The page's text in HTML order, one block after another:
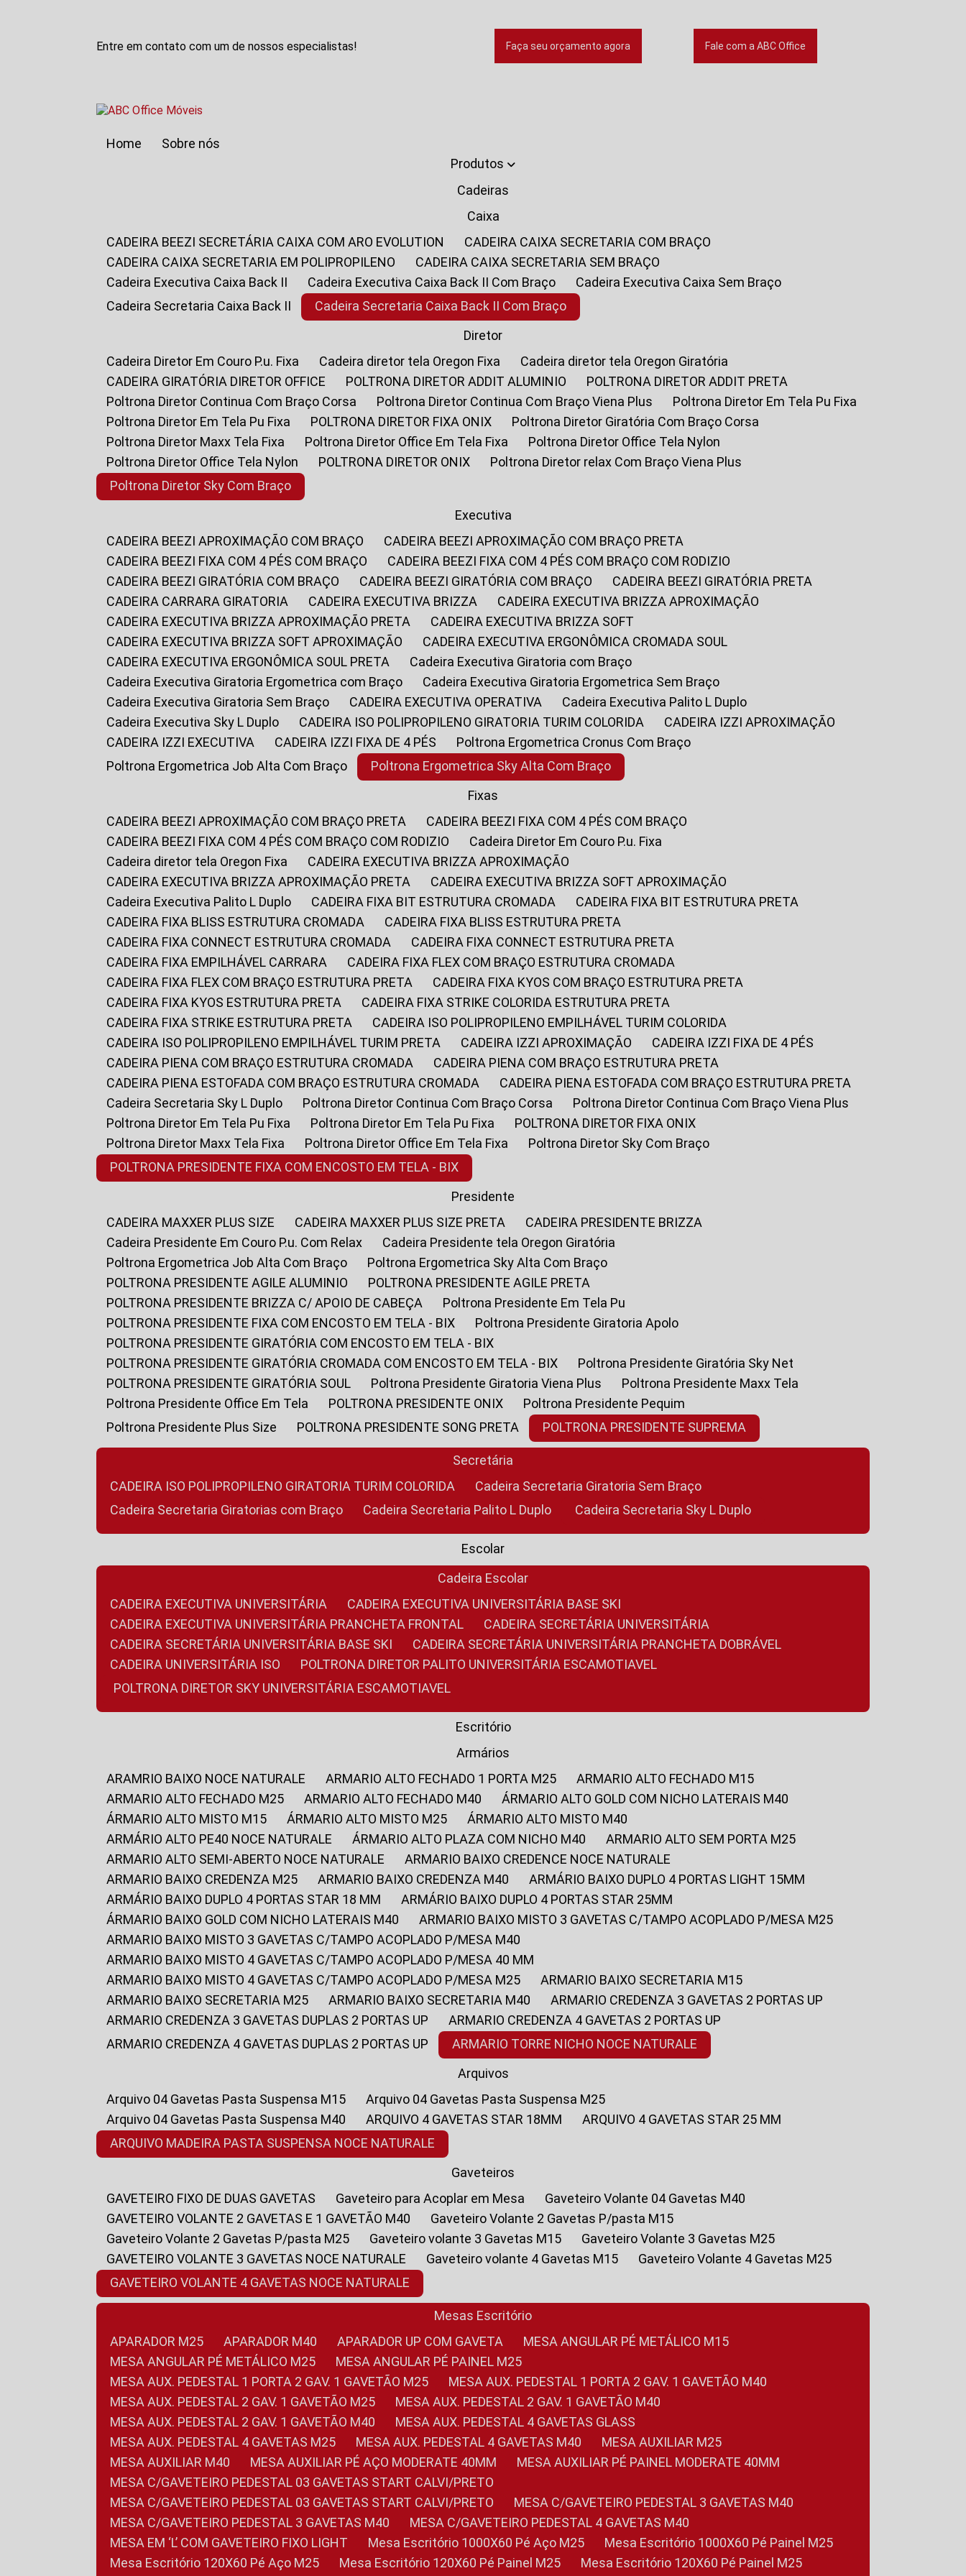
Entre em contato com um de nossos especialistas! Faça seu orçamento agora Fale com a ABC Office
Home
Sobre nós
Produtos
Cadeiras
Caixa
CADEIRA BEEZI SECRETÁRIA CAIXA COM ARO EVOLUTION
CADEIRA CAIXA SECRETARIA COM BRAÇO
CADEIRA CAIXA SECRETARIA EM POLIPROPILENO
CADEIRA CAIXA SECRETARIA SEM BRAÇO
Cadeira Executiva Caixa Back II
Cadeira Executiva Caixa Back II Com Braço
Cadeira Executiva Caixa Sem Braço
Cadeira Secretaria Caixa Back II
Cadeira Secretaria Caixa Back II Com Braço
Diretor
Cadeira Diretor Em Couro P.u. Fixa
Cadeira diretor tela Oregon Fixa
Cadeira diretor tela Oregon Giratória
CADEIRA GIRATÓRIA DIRETOR OFFICE
POLTRONA DIRETOR ADDIT ALUMINIO
POLTRONA DIRETOR ADDIT PRETA
Poltrona Diretor Continua Com Braço Corsa
Poltrona Diretor Continua Com Braço Viena Plus
Poltrona Diretor Em Tela Pu Fixa
Poltrona Diretor Em Tela Pu Fixa
POLTRONA DIRETOR FIXA ONIX
Poltrona Diretor Giratória Com Braço Corsa
Poltrona Diretor Maxx Tela Fixa
Poltrona Diretor Office Em Tela Fixa
Poltrona Diretor Office Tela Nylon
Poltrona Diretor Office Tela Nylon
POLTRONA DIRETOR ONIX
Poltrona Diretor relax Com Braço Viena Plus
Poltrona Diretor Sky Com Braço
Executiva
CADEIRA BEEZI APROXIMAÇÃO COM BRAÇO
CADEIRA BEEZI APROXIMAÇÃO COM BRAÇO PRETA
CADEIRA BEEZI FIXA COM 4 PÉS COM BRAÇO
CADEIRA BEEZI FIXA COM 4 PÉS COM BRAÇO COM RODIZIO
CADEIRA BEEZI GIRATÓRIA COM BRAÇO
CADEIRA BEEZI GIRATÓRIA COM BRAÇO
CADEIRA BEEZI GIRATÓRIA PRETA
CADEIRA CARRARA GIRATORIA
CADEIRA EXECUTIVA BRIZZA
CADEIRA EXECUTIVA BRIZZA APROXIMAÇÃO
CADEIRA EXECUTIVA BRIZZA APROXIMAÇÃO PRETA
CADEIRA EXECUTIVA BRIZZA SOFT
CADEIRA EXECUTIVA BRIZZA SOFT APROXIMAÇÃO
CADEIRA EXECUTIVA ERGONÔMICA CROMADA SOUL
CADEIRA EXECUTIVA ERGONÔMICA SOUL PRETA
Cadeira Executiva Giratoria com Braço
Cadeira Executiva Giratoria Ergometrica com Braço
Cadeira Executiva Giratoria Ergometrica Sem Braço
Cadeira Executiva Giratoria Sem Braço
CADEIRA EXECUTIVA OPERATIVA
Cadeira Executiva Palito L Duplo
Cadeira Executiva Sky L Duplo
CADEIRA ISO POLIPROPILENO GIRATORIA TURIM COLORIDA
CADEIRA IZZI APROXIMAÇÃO
CADEIRA IZZI EXECUTIVA
CADEIRA IZZI FIXA DE 4 PÉS
Poltrona Ergometrica Cronus Com Braço
Poltrona Ergometrica Job Alta Com Braço
Poltrona Ergometrica Sky Alta Com Braço
Fixas
CADEIRA BEEZI APROXIMAÇÃO COM BRAÇO PRETA
CADEIRA BEEZI FIXA COM 4 PÉS COM BRAÇO
CADEIRA BEEZI FIXA COM 4 PÉS COM BRAÇO COM RODIZIO
Cadeira Diretor Em Couro P.u. Fixa
Cadeira diretor tela Oregon Fixa
CADEIRA EXECUTIVA BRIZZA APROXIMAÇÃO
CADEIRA EXECUTIVA BRIZZA APROXIMAÇÃO PRETA
CADEIRA EXECUTIVA BRIZZA SOFT APROXIMAÇÃO
Cadeira Executiva Palito L Duplo
CADEIRA FIXA BIT ESTRUTURA CROMADA
CADEIRA FIXA BIT ESTRUTURA PRETA
CADEIRA FIXA BLISS ESTRUTURA CROMADA
CADEIRA FIXA BLISS ESTRUTURA PRETA
CADEIRA FIXA CONNECT ESTRUTURA CROMADA
CADEIRA FIXA CONNECT ESTRUTURA PRETA
CADEIRA FIXA EMPILHÁVEL CARRARA
CADEIRA FIXA FLEX COM BRAÇO ESTRUTURA CROMADA
CADEIRA FIXA FLEX COM BRAÇO ESTRUTURA PRETA
CADEIRA FIXA KYOS COM BRAÇO ESTRUTURA PRETA
CADEIRA FIXA KYOS ESTRUTURA PRETA
CADEIRA FIXA STRIKE COLORIDA ESTRUTURA PRETA
CADEIRA FIXA STRIKE ESTRUTURA PRETA
CADEIRA ISO POLIPROPILENO EMPILHÁVEL TURIM COLORIDA
CADEIRA ISO POLIPROPILENO EMPILHÁVEL TURIM PRETA
CADEIRA IZZI APROXIMAÇÃO
CADEIRA IZZI FIXA DE 4 PÉS
CADEIRA PIENA COM BRAÇO ESTRUTURA CROMADA
CADEIRA PIENA COM BRAÇO ESTRUTURA PRETA
CADEIRA PIENA ESTOFADA COM BRAÇO ESTRUTURA CROMADA
CADEIRA PIENA ESTOFADA COM BRAÇO ESTRUTURA PRETA
Cadeira Secretaria Sky L Duplo
Poltrona Diretor Continua Com Braço Corsa
Poltrona Diretor Continua Com Braço Viena Plus
Poltrona Diretor Em Tela Pu Fixa
Poltrona Diretor Em Tela Pu Fixa
POLTRONA DIRETOR FIXA ONIX
Poltrona Diretor Maxx Tela Fixa
Poltrona Diretor Office Em Tela Fixa
Poltrona Diretor Sky Com Braço
POLTRONA PRESIDENTE FIXA COM ENCOSTO EM TELA - BIX
Presidente
CADEIRA MAXXER PLUS SIZE
CADEIRA MAXXER PLUS SIZE PRETA
CADEIRA PRESIDENTE BRIZZA
Cadeira Presidente Em Couro P.u. Com Relax
Cadeira Presidente tela Oregon Giratória
Poltrona Ergometrica Job Alta Com Braço
Poltrona Ergometrica Sky Alta Com Braço
POLTRONA PRESIDENTE AGILE ALUMINIO
POLTRONA PRESIDENTE AGILE PRETA
POLTRONA PRESIDENTE BRIZZA C/ APOIO DE CABEÇA
Poltrona Presidente Em Tela Pu
POLTRONA PRESIDENTE FIXA COM ENCOSTO EM TELA - BIX
Poltrona Presidente Giratoria Apolo
POLTRONA PRESIDENTE GIRATÓRIA COM ENCOSTO EM TELA - BIX
POLTRONA PRESIDENTE GIRATÓRIA CROMADA COM ENCOSTO EM TELA - BIX
Poltrona Presidente Giratória Sky Net
POLTRONA PRESIDENTE GIRATÓRIA SOUL
Poltrona Presidente Giratoria Viena Plus
Poltrona Presidente Maxx Tela
Poltrona Presidente Office Em Tela
POLTRONA PRESIDENTE ONIX
Poltrona Presidente Pequim
Poltrona Presidente Plus Size
POLTRONA PRESIDENTE SONG PRETA POLTRONA PRESIDENTE SUPREMA
Secretária
CADEIRA ISO POLIPROPILENO GIRATORIA TURIM COLORIDA
Cadeira Secretaria Giratoria Sem Braço
Cadeira Secretaria Giratorias com Braço
Cadeira Secretaria Palito L Duplo Cadeira Secretaria Sky L Duplo
Escolar
Cadeira Escolar
CADEIRA EXECUTIVA UNIVERSITÁRIA
CADEIRA EXECUTIVA UNIVERSITÁRIA BASE SKI
CADEIRA EXECUTIVA UNIVERSITÁRIA PRANCHETA FRONTAL
CADEIRA SECRETÁRIA UNIVERSITÁRIA
CADEIRA SECRETÁRIA UNIVERSITÁRIA BASE SKI
CADEIRA SECRETÁRIA UNIVERSITÁRIA PRANCHETA DOBRÁVEL
CADEIRA UNIVERSITÁRIA ISO
POLTRONA DIRETOR PALITO UNIVERSITÁRIA ESCAMOTIAVEL
POLTRONA DIRETOR SKY UNIVERSITÁRIA ESCAMOTIAVEL
Escritório
Armários
ARAMRIO BAIXO NOCE NATURALE
ARMARIO ALTO FECHADO 1 PORTA M25
ARMARIO ALTO FECHADO M15
ARMARIO ALTO FECHADO M25
ARMARIO ALTO FECHADO M40
ÁRMARIO ALTO GOLD COM NICHO LATERAIS M40
ÁRMARIO ALTO MISTO M15
ÁRMARIO ALTO MISTO M25
ÁRMARIO ALTO MISTO M40
ARMÁRIO ALTO PE40 NOCE NATURALE
ÁRMARIO ALTO PLAZA COM NICHO M40
ARMARIO ALTO SEM PORTA M25
ARMARIO ALTO SEMI-ABERTO NOCE NATURALE
ARMARIO BAIXO CREDENCE NOCE NATURALE
ARMARIO BAIXO CREDENZA M25
ARMARIO BAIXO CREDENZA M40
ARMÁRIO BAIXO DUPLO 4 PORTAS LIGHT 15MM
ARMÁRIO BAIXO DUPLO 4 PORTAS STAR 18 MM
ARMÁRIO BAIXO DUPLO 4 PORTAS STAR 25MM
ÁRMARIO BAIXO GOLD COM NICHO LATERAIS M40
ARMARIO BAIXO MISTO 3 GAVETAS C/TAMPO ACOPLADO P/MESA M25
ARMARIO BAIXO MISTO 3 GAVETAS C/TAMPO ACOPLADO P/MESA M40
ARMARIO BAIXO MISTO 4 GAVETAS C/TAMPO ACOPLADO P/MESA 40 MM
ARMARIO BAIXO MISTO 4 GAVETAS C/TAMPO ACOPLADO P/MESA M25
ARMARIO BAIXO SECRETARIA M15
ARMARIO BAIXO SECRETARIA M25
ARMARIO BAIXO SECRETARIA M40
ARMARIO CREDENZA 3 GAVETAS 2 PORTAS UP
ARMARIO CREDENZA 3 GAVETAS DUPLAS 2 PORTAS UP
ARMARIO CREDENZA 4 GAVETAS 2 PORTAS UP
ARMARIO CREDENZA 4 GAVETAS DUPLAS 2 PORTAS UP
ARMARIO TORRE NICHO NOCE NATURALE
Arquivos
Arquivo 04 Gavetas Pasta Suspensa M15
Arquivo 04 Gavetas Pasta Suspensa M25
Arquivo 04 Gavetas Pasta Suspensa M40
ARQUIVO 4 GAVETAS STAR 18MM
ARQUIVO 4 GAVETAS STAR 25 MM
ARQUIVO MADEIRA PASTA SUSPENSA NOCE NATURALE
Gaveteiros
GAVETEIRO FIXO DE DUAS GAVETAS
Gaveteiro para Acoplar em Mesa
Gaveteiro Volante 04 Gavetas M40
GAVETEIRO VOLANTE 2 GAVETAS E 1 GAVETÃO M40
Gaveteiro Volante 2 Gavetas P/pasta M15
Gaveteiro Volante 2 Gavetas P/pasta M25
Gaveteiro volante 3 Gavetas M15
Gaveteiro Volante 3 Gavetas M25
GAVETEIRO VOLANTE 3 GAVETAS NOCE NATURALE
Gaveteiro volante 4 Gavetas M15
Gaveteiro Volante 4 Gavetas M25
GAVETEIRO VOLANTE 4 GAVETAS NOCE NATURALE
Mesas Escritório
APARADOR M25
APARADOR M40 APARADOR UP COM GAVETA
MESA ANGULAR PÉ METÁLICO M15
MESA ANGULAR PÉ METÁLICO M25
MESA ANGULAR PÉ PAINEL M25
MESA AUX. PEDESTAL 1 PORTA 2 GAV. 1 GAVETÃO M25
MESA AUX. PEDESTAL 1 PORTA 2 GAV. 1 GAVETÃO M40
MESA AUX. PEDESTAL 2 GAV. 1 GAVETÃO M25
MESA AUX. PEDESTAL 2 GAV. 1 GAVETÃO M40
MESA AUX. PEDESTAL 2 GAV. 1 GAVETÃO M40
MESA AUX. PEDESTAL 4 GAVETAS GLASS
MESA AUX. PEDESTAL 4 GAVETAS M25
MESA AUX. PEDESTAL 4 GAVETAS M40
MESA AUXILIAR M25
MESA AUXILIAR M40
MESA AUXILIAR PÉ AÇO MODERATE 40MM
MESA AUXILIAR PÉ PAINEL MODERATE 40MM
MESA C/GAVETEIRO PEDESTAL 03 GAVETAS START CALVI/PRETO
MESA C/GAVETEIRO PEDESTAL 03 GAVETAS START CALVI/PRETO
MESA C/GAVETEIRO PEDESTAL 3 GAVETAS M40
MESA C/GAVETEIRO PEDESTAL 3 GAVETAS M40
MESA C/GAVETEIRO PEDESTAL 4 GAVETAS M40
MESA EM ‘L’ COM GAVETEIRO FIXO LIGHT
Mesa Escritório 1000X60 Pé Aço M25
Mesa Escritório 1000X60 Pé Painel M25
Mesa Escritório 120X60 Pé Aço M25
Mesa Escritório 120X60 Pé Painel M25
Mesa Escritório 120X60 Pé Painel M25